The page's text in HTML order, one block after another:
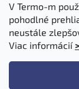
V Termo-m
pohodlné
neustále
Viac informácií